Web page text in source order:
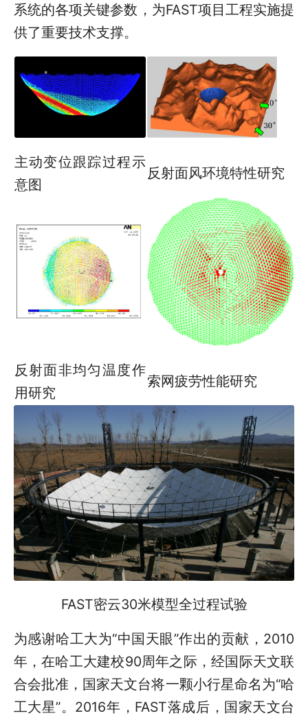
系统的各项关键参数，为FAST项目工程实施提
供了重要技术支撑。
主动变位跟踪过程示
意图
反射面风环境特性研究
反射面非均匀温度作
用研究
索网疲劳性能研究
FAST密云30米模型全过程试验
为感谢哈工大为“中国天眼”作出的贡献，2010
年，在哈工大建校90周年之际，经国际天文联
合会批准，国家天文台将一颗小行星命名为“哈
工大星”。2016年，FAST落成后，国家天文台